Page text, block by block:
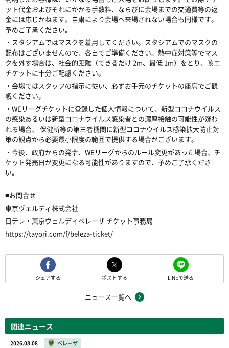
ット代金およびそれにかかる手数料、ならびに会場までの交通費等の返
金には応じかねます。自粛により会場へ来場されない場合も同様です。
予めご了承ください。
・スタジアムではマスクを着用してください。スタジアムでのマスクの
配布はございませんので、各自でご準備ください。熱中症対策等でマス
クを外す場合は、社会的距離（できるだけ 2m、最低 1m）をとり、咳エ
チケットに十分ご配慮ください。
・会場ではスタッフの指示に従い、必ずお手元のチケットの座席でご観
戦ください。
・WEリーグチケットに登録した個人情報について、新型コロナウイルス
の感染あるいは新型コロナウイルス感染者との濃厚接触の可能性が疑わ
れる場合、 保健所等の第三者機関に新型コロナウイルス感染拡大防止対
策の観点から必要最小限度の範囲で提供する場合がございます。
・今後、政府からの発令、WEリーグからのルール変更があった場合、チ
ケット発売日が変更になる可能性がありますので、予めご了承くださ
い。
■お問合せ
東京ヴェルディ株式会社
日テレ・東京ヴェルディベレーザ チケット事務局
https://tayori.com/f/beleza-ticket/
シェアする ポストする LINEで送る
ニュース一覧へ
関連ニュース
2026.08.08 ベレーザ